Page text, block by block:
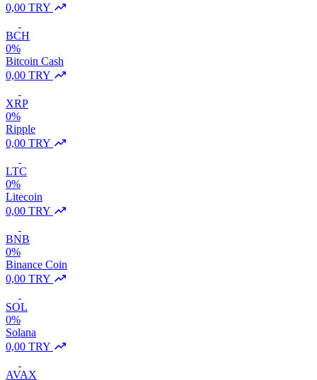
0,00 TRY
BCH
0%
Bitcoin Cash
0,00 TRY
XRP
0%
Ripple
0,00 TRY
LTC
0%
Litecoin
0,00 TRY
BNB
0%
Binance Coin
0,00 TRY
SOL
0%
Solana
0,00 TRY
AVAX